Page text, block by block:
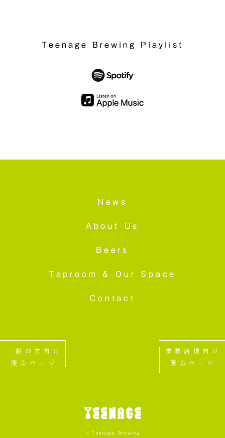
Teenage Brewing Playlist
News
About Us
Beers
Taproom & Our Space
Contact
一般の方向け
販売ページ
業務店様向け
販売ページ
© Teenage Brewing